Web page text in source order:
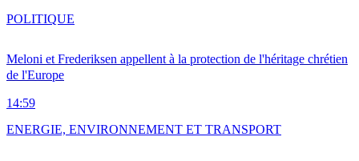
Meloni et Frederiksen appellent à la protection de l'héritage chrétien
de l'Europe
14:59
POLITIQUE
ENERGIE, ENVIRONNEMENT ET TRANSPORT